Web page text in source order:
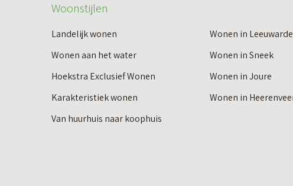
Woonstijlen
Landelijk wonen
Wonen in
Wonen aan het water
Wonen in Sneek
Hoekstra Exclusief Wonen
Wonen in Joure
Karakteristiek wonen
Wonen in
Van huurhuis naar koophuis